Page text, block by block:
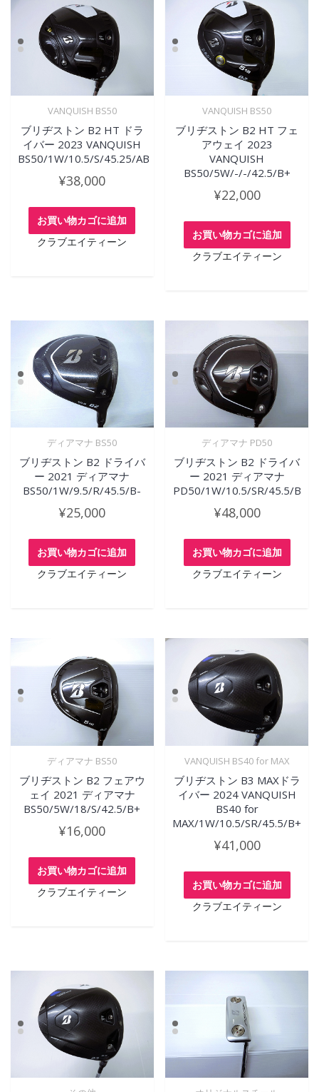
VANQUISH BS50
ブリヂストン B2 HT ドラ
イバー 2023 VANQUISH
BS50/1W/10.5/S/45.25/AB
¥38,000
お買い物カゴに追加
クラブエイティーン
VANQUISH BS50
ブリヂストン B2 HT フェ
アウェイ 2023
VANQUISH
BS50/5W/-/-/42.5/B+
¥22,000
お買い物カゴに追加
クラブエイティーン
ディアマナ BS50
ブリヂストン B2 ドライバ
ー 2021 ディアマナ
BS50/1W/9.5/R/45.5/B-
¥25,000
お買い物カゴに追加
クラブエイティーン
ディアマナ PD50
ブリヂストン B2 ドライバ
ー 2021 ディアマナ
PD50/1W/10.5/SR/45.5/B
¥48,000
お買い物カゴに追加
クラブエイティーン
ディアマナ BS50
ブリヂストン B2 フェアウ
ェイ 2021 ディアマナ
BS50/5W/18/S/42.5/B+
¥16,000
お買い物カゴに追加
クラブエイティーン
VANQUISH BS40 for MAX
ブリヂストン B3 MAXドラ
イバー 2024 VANQUISH
BS40 for
MAX/1W/10.5/SR/45.5/B+
¥41,000
お買い物カゴに追加
クラブエイティーン